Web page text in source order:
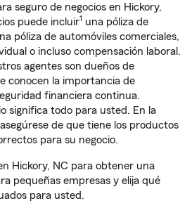
seguro de negocios en Hickory,
puede incluir1 una póliza de
póliza de automóviles comerciales,
o incluso compensación laboral.
agentes son dueños de
conocen la importancia de
financiera continua.
significa todo para usted. En la
de que tiene los productos
para su negocio.
Hickory, NC para obtener una
pequeñas empresas y elija qué
para usted.